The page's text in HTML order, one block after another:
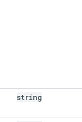
string